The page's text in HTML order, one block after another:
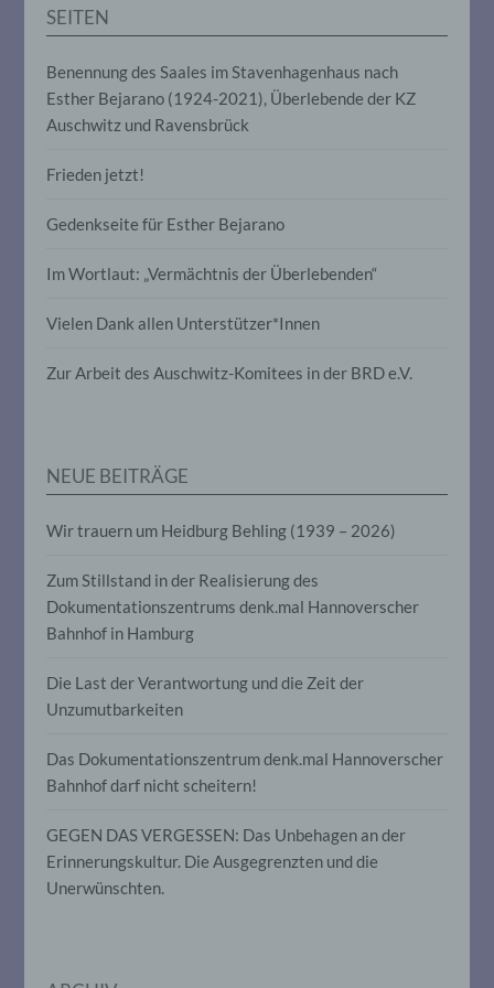
SEITEN
Benennung des Saales im Stavenhagenhaus nach
Esther Bejarano (1924-2021), Überlebende der KZ
Auschwitz und Ravensbrück
Frieden jetzt!
Gedenkseite für Esther Bejarano
Im Wortlaut: „Vermächtnis der Überlebenden“
Vielen Dank allen Unterstützer*Innen
Zur Arbeit des Auschwitz-Komitees in der BRD e.V.
NEUE BEITRÄGE
Wir trauern um Heidburg Behling (1939 – 2026)
Zum Stillstand in der Realisierung des
Dokumentationszentrums denk.mal Hannoverscher
Bahnhof in Hamburg
Die Last der Verantwortung und die Zeit der
Unzumutbarkeiten
Das Dokumentationszentrum denk.mal Hannoverscher
Bahnhof darf nicht scheitern!
GEGEN DAS VERGESSEN: Das Unbehagen an der
Erinnerungskultur. Die Ausgegrenzten und die
Unerwünschten.
Bereitstellung, den Abgleich oder die
Verknüpfung, die Einschränkung, das
Löschen oder die Vernichtung.
d) Einschränkung der Verarbeitung
Einschränkung der Verarbeitung ist die
personenbezogener Daten mit dem Ziel,
ihre künftige Verarbeitung einzuschränken.
personenbezogenen Daten verwendet
werden, um bestimmte persönliche
Person beziehen, zu bewerten,
insbesondere, um Aspekte bezüglich
Gesundheit, persönlicher Vorlieben,
Interessen, Zuverlässigkeit, Verhalten,
Aufenthaltsort oder Ortswechsel dieser
natürlichen Person zu analysieren oder
Pseudonymisierung ist die Verarbeitung
auf welche die personenbezogenen Daten
ohne Hinzuziehung zusätzlicher
Informationen nicht mehr einer
spezifischen betroffenen Person